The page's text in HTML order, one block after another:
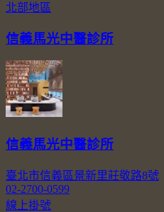
北部地區
信義馬光中醫診所
信義馬光中醫診所
臺北市信義區景新里莊敬路8號
02-2700-0599
線上掛號